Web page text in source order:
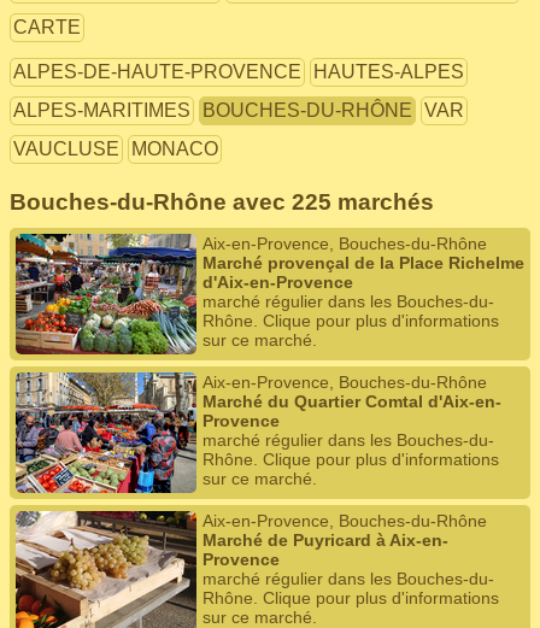
CARTE
ALPES-DE-HAUTE-PROVENCE
HAUTES-ALPES
ALPES-MARITIMES
BOUCHES-DU-RHÔNE
VAR
VAUCLUSE
MONACO
Bouches-du-Rhône avec 225 marchés
Aix-en-Provence, Bouches-du-Rhône
Marché provençal de la Place Richelme
d'Aix-en-Provence
marché régulier dans les Bouches-du-
Rhône. Clique pour plus d'informations
sur ce marché.
Aix-en-Provence, Bouches-du-Rhône
Marché du Quartier Comtal d'Aix-en-
Provence
marché régulier dans les Bouches-du-
Rhône. Clique pour plus d'informations
sur ce marché.
Aix-en-Provence, Bouches-du-Rhône
Marché de Puyricard à Aix-en-
Provence
marché régulier dans les Bouches-du-
Rhône. Clique pour plus d'informations
sur ce marché.